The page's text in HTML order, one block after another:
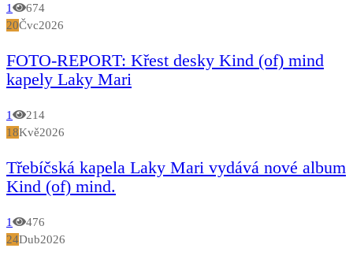
1
674
20Čvc2026
FOTO-REPORT: Křest desky Kind (of) mind
kapely Laky Mari
1
214
18Kvě2026
Třebíčská kapela Laky Mari vydává nové album
Kind (of) mind.
1
476
24Dub2026